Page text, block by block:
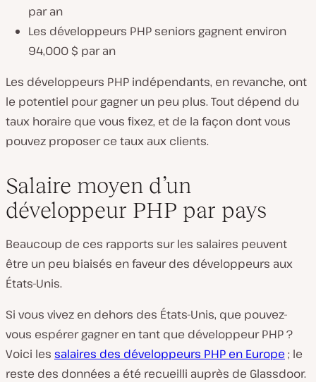
par an
Les développeurs PHP seniors gagnent environ
94,000 $ par an
Les développeurs PHP indépendants, en revanche, ont
le potentiel pour gagner un peu plus. Tout dépend du
taux horaire que vous fixez, et de la façon dont vous
pouvez proposer ce taux aux clients.
Salaire moyen d’un
développeur PHP par pays
Beaucoup de ces rapports sur les salaires peuvent
être un peu biaisés en faveur des développeurs aux
États-Unis.
Si vous vivez en dehors des États-Unis, que pouvez-
vous espérer gagner en tant que développeur PHP ?
Voici les salaires des développeurs PHP en Europe ; le
reste des données a été recueilli auprès de Glassdoor.